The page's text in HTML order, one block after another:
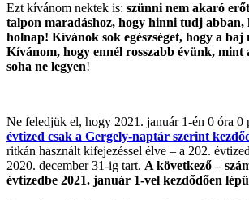
Ezt kívánom nektek is: szünni nem akaró
talpon maradáshoz, hogy hinni tudj abban,
holnap! Kívánok sok egészséget, hogy a
Kívánom, hogy ennél rosszabb évünk, mint
soha ne legyen!
Ne feledjük el, hogy 2021. január 1-én 0 óra 0
évtized csak a Gergely-naptár szerint
ritkán használt kifejezéssel élve – a 202.
2020. december 31-ig tart. A következő –
évtizedbe 2021. január 1-vel kezdődően